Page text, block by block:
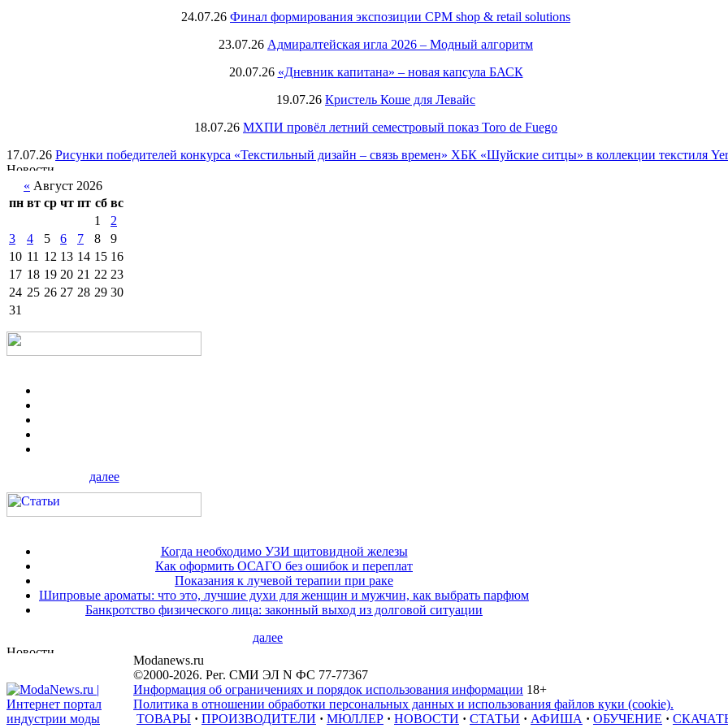
24.07.26 Финал формирования экспозиции CPM shop & retail solutions
23.07.26 Адмиралтейская игла 2026 – Модный алгоритм
20.07.26 «Дневник капитана» – новая капсула БАСК
19.07.26 Кристель Коше для Левайс
18.07.26 МХПИ провёл летний семестровый показ Toro de Fuego
17.07.26 Рисунки победителей конкурса «Текстильный дизайн – связь времен» ХБК «Шуйские ситцы» в коллекции текстиля
« Август 2026
пн вт ср чт пт сб вс
1
2
3
4 5 6 7 8
9
10 11 12 13 14 15 16
17 18 19 20 21 22 23
24 25 26 27 28 29 30
31
далее
Когда необходимо УЗИ щитовидной железы
Как оформить ОСАГО без ошибок и переплат
Показания к лучевой терапии при раке
Шипровые ароматы: что это, лучшие духи для женщин и мужчин, как выбрать парфюм
Банкротство физического лица: законный выход из долговой ситуации
далее
Modanews.ru
©2000-2026. Рег. СМИ ЭЛ N ФС 77-77367
Информация об ограничениях и порядок использования информации 18+
Политика в отношении обработки персональных данных и использования файлов куки (cookie).
ТОВАРЫ · ПРОИЗВОДИТЕЛИ · МЮЛЛЕР · НОВОСТИ · СТАТЬИ · АФИША · ОБУЧЕНИЕ ·